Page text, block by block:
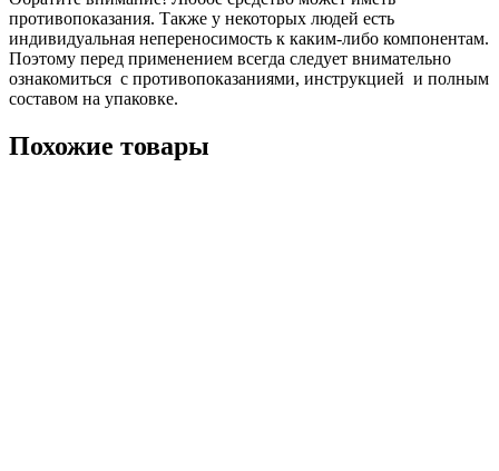
противопоказания. Также у некоторых людей есть
индивидуальная непереносимость к каким-либо компонентам.
Поэтому перед применением всегда следует внимательно
ознакомиться с противопоказаниями, инструкцией и полным
составом на упаковке.
Похожие товары